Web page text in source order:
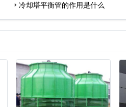
冷却塔平衡管的作用是什么